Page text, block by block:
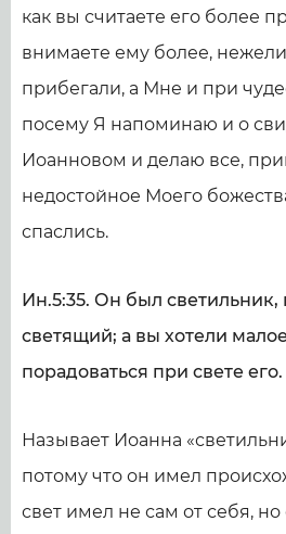
как вы считаете его более
внимаете ему более,
прибегали, а Мне и при
посему Я напоминаю и о
Иоанновом и делаю все,
недостойное Моего
спаслись.
Ин.5:35. Он был
светящий; а вы хотели
порадоваться при свете его.
Называет Иоанна
потому что он имел
свет имел не сам от себя, но